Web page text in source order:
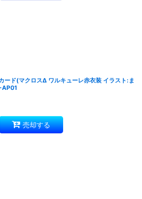
ード(マクロスΔ ワルキューレ赤衣装 イラスト:ま
AP01
売却する